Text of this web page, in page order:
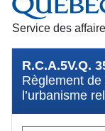
Service des
R.C.A.5V.Q.
Règlement de
l’urbanisme